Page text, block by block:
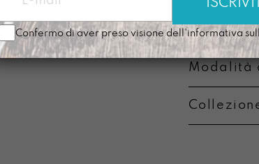
Modalità
Confermo di aver preso visione dell'informativa